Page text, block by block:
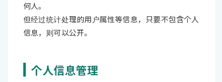
何人。
但经过统计处理的用户属性等信息，只要不包含个人
信息，则可以公开。
个人信息管理